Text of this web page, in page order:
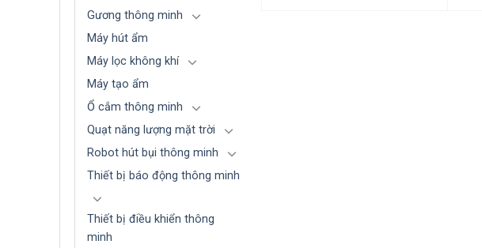
Gương thông minh
Máy hút ẩm
Máy lọc không khí
Máy tạo ẩm
Ổ cắm thông minh
Quạt năng lượng mặt trời
Robot hút bụi thông minh
Thiết bị báo động thông minh
Thiết bị điều khiển thông
minh